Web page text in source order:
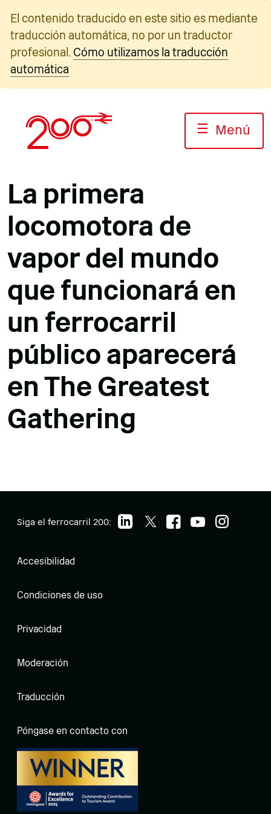
contenido
El contenido traducido en este sitio es mediante
traducción automática, no por un traductor
profesional. Cómo utilizamos la traducción
automática
☰ Menú
La primera
locomotora de
vapor del mundo
que funcionará en
un ferrocarril
público aparecerá
en The Greatest
Gathering
Siga el ferrocarril 200:
Accesibilidad
Condiciones de uso
Privacidad
Moderación
Traducción
Póngase en contacto con